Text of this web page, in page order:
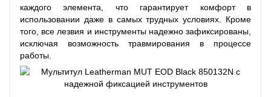
каждого элемента, что гарантирует комфорт в
использовании даже в самых трудных условиях. Кроме
того, все лезвия и инструменты надежно зафиксированы,
исключая возможность травмирования в процессе
работы.